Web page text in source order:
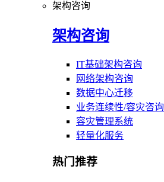
架构咨询
架构咨询
IT基础架构咨询
网络架构咨询
数据中心迁移
业务连续性/容灾咨询
容灾管理系统
轻量化服务
热门推荐